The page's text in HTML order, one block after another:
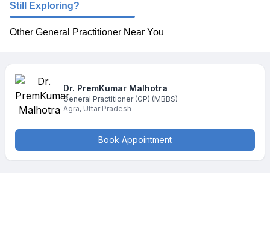
Still Exploring?
Other General Practitioner Near You
Dr. PremKumar Malhotra
General Practitioner (GP) (MBBS)
Agra, Uttar Pradesh
Book Appointment